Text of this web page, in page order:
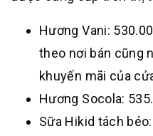
Hương Vani:
theo nơi bán cũng
khuyến mãi của
Hương Socola:
Sữa Hikid tách